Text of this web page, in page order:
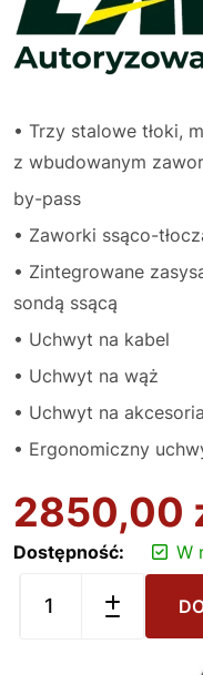
• Trzy stalowe tłoki,
z wbudowanym
by-pass
• Zaworki ssąco-
• Zintegrowane
sondą ssącą
• Uchwyt na kabel
• Uchwyt na wąż
• Uchwyt na akcesoria
• Ergonomiczny
2850,00
Dostępność: W